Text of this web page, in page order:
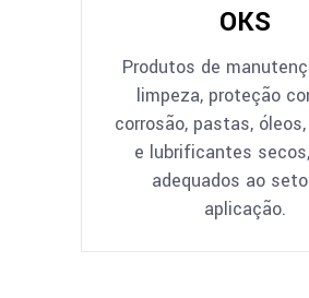
OKS
Produtos de
limpeza, proteção
corrosão, pastas,
e lubrificantes
adequados ao
aplicação.